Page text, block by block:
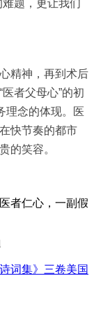
题，更让我们
精神，再到术后
者父母心”的初
理念的体现。医
快节奏的都市
的笑容。
者仁心，一副假
词集》三卷美国